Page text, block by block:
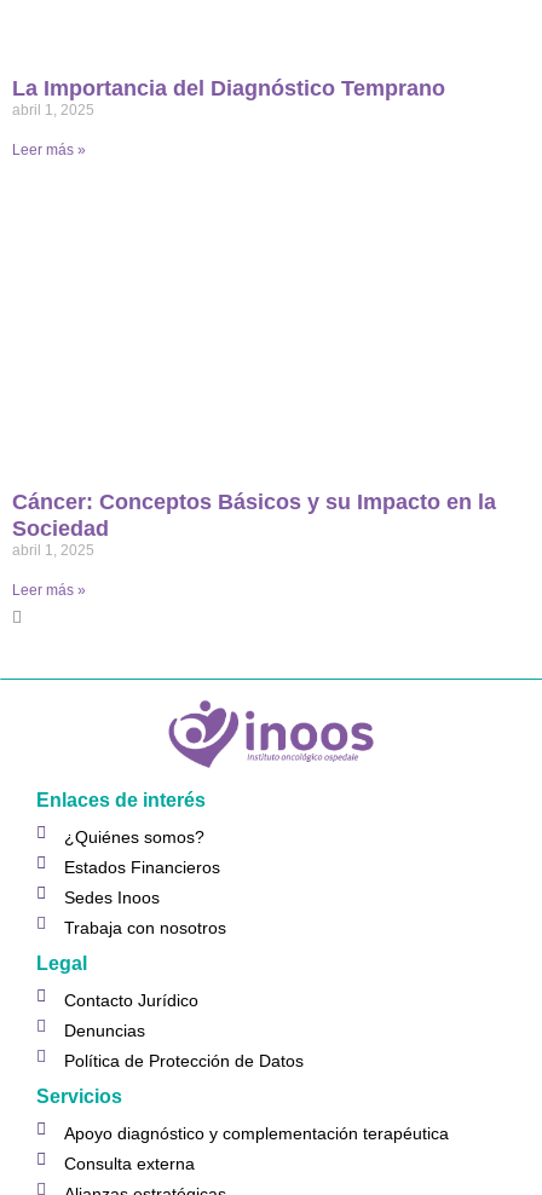
La Importancia del Diagnóstico Temprano
abril 1, 2025
Leer más »
Cáncer: Conceptos Básicos y su Impacto en la
Sociedad
abril 1, 2025
Leer más »
Enlaces de interés
¿Quiénes somos?
Estados Financieros
Sedes Inoos
Trabaja con nosotros
Legal
Contacto Jurídico
Denuncias
Política de Protección de Datos
Servicios
Apoyo diagnóstico y complementación terapéutica
Consulta externa